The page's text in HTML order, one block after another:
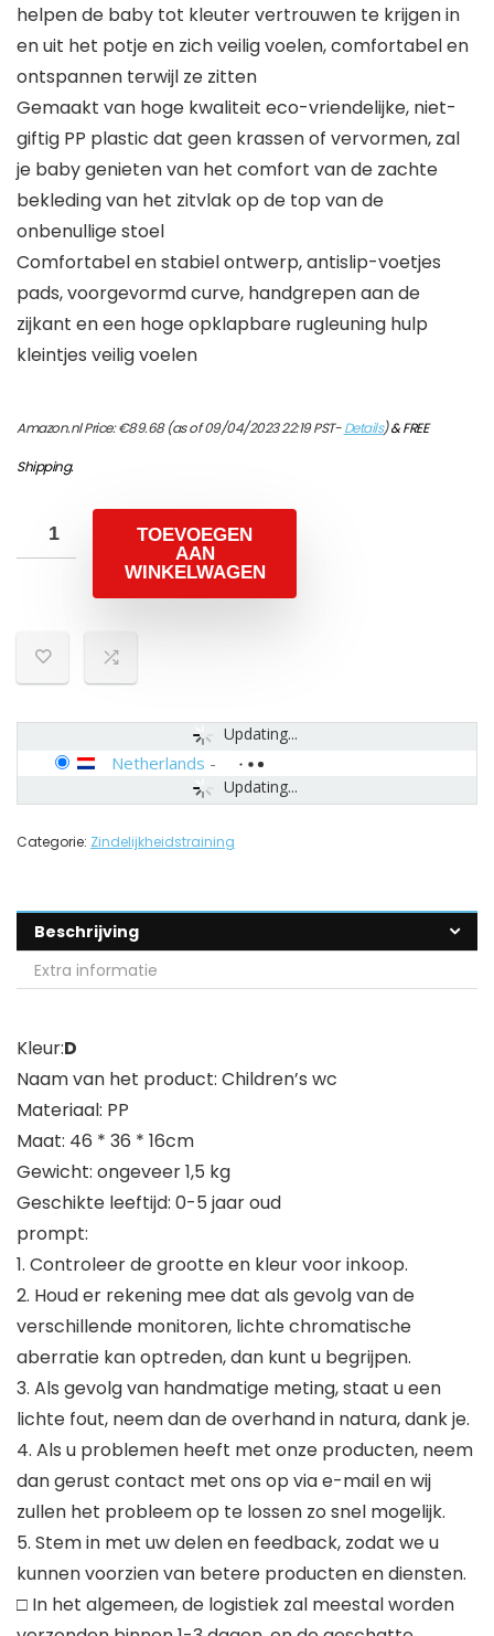
helpen de baby tot kleuter vertrouwen te krijgen in
en uit het potje en zich veilig voelen, comfortabel en
ontspannen terwijl ze zitten
Gemaakt van hoge kwaliteit eco-vriendelijke, niet-
giftig PP plastic dat geen krassen of vervormen, zal
je baby genieten van het comfort van de zachte
bekleding van het zitvlak op de top van de
onbenullige stoel
Comfortabel en stabiel ontwerp, antislip-voetjes
pads, voorgevormd curve, handgrepen aan de
zijkant en een hoge opklapbare rugleuning hulp
kleintjes veilig voelen
Amazon.nl Price:€89.68(as of 09/04/2023 22:19 PST-Details)&FREE
Shipping.
TOEVOEGEN
AAN
WINKELWAGEN
Updating...
Updating...
Netherlands -
Categorie: Zindelijkheidstraining
Beschrijving
Extra informatie
Kleur:D
Naam van het product: Children’s wc
Materiaal: PP
Maat: 46 * 36 * 16cm
Gewicht: ongeveer 1,5 kg
Geschikte leeftijd: 0-5 jaar oud
prompt:
1. Controleer de grootte en kleur voor inkoop.
2. Houd er rekening mee dat als gevolg van de
verschillende monitoren, lichte chromatische
aberratie kan optreden, dan kunt u begrijpen.
3. Als gevolg van handmatige meting, staat u een
lichte fout, neem dan de overhand in natura, dank je.
4. Als u problemen heeft met onze producten, neem
dan gerust contact met ons op via e-mail en wij
zullen het probleem op te lossen zo snel mogelijk.
5. Stem in met uw delen en feedback, zodat we u
kunnen voorzien van betere producten en diensten.
□ In het algemeen, de logistiek zal meestal worden